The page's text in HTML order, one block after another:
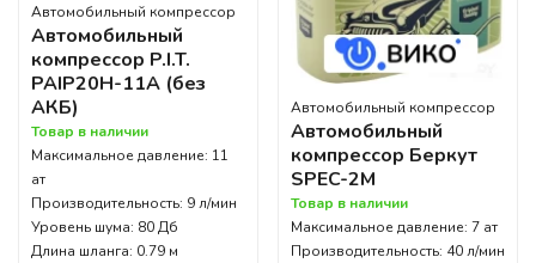
Автомобильный компрессор
Автомобильный
компрессор P.I.T.
PAIP20H-11A (без
АКБ)
Товар в наличии
Максимальное давление: 11
ат
Производительность: 9 л/мин
Уровень шума: 80 Дб
Длина шланга: 0.79 м
Автомобильный компрессор
Автомобильный
компрессор Беркут
SPEC-2M
Товар в наличии
Максимальное давление: 7 ат
Производительность: 40 л/мин